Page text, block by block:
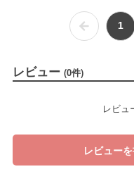
1
レビュー (0件)
レビュ
レビュー